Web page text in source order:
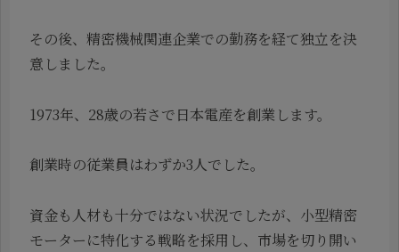
その後、精密機械関連企業での勤務を経て独立を決
意しました。
1973年、28歳の若さで日本電産を創業します。
創業時の従業員はわずか3人でした。
資金も人材も十分ではない状況でしたが、小型精密
モーターに特化する戦略を採用し、市場を切り開い